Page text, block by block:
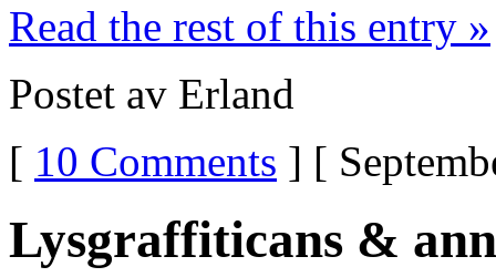
Read the rest of this entry »
Postet av Erland
[ 10 Comments ] [
Lysgraffiticans &